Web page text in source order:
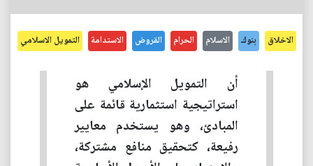
الاخلاق بنوك الاسلام الحرام القروض الاستدامة التمويل الاسلامي
أن التمويل الإسلامي هو
استراتيجية استثمارية قائمة على
المبادئ، وهو يستخدم معايير
رفيعة، كتحقيق منافع مشتركة،